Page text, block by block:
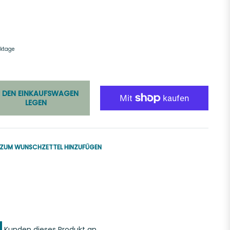
DEN EINKAUFSWAGEN
LEGEN
ZUM WUNSCHZETTEL HINZUFÜGEN